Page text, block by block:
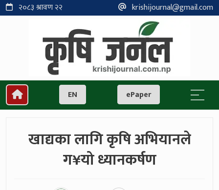
२०८३ श्रावण २२ krishijournal@gmail.com
EN ePaper
खाद्यका लागि कृषि अभियानले
ग¥यो ध्यानकर्षण